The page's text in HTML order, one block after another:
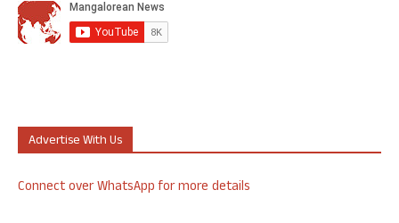
Advertise With Us
Connect over WhatsApp for more details